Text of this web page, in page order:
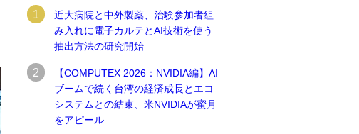
1
近大病院と中外製薬、治験参加者組
み入れに電子カルテとAI技術を使う
抽出方法の研究開始
2
【COMPUTEX 2026：NVIDIA編】AI
ブームで続く台湾の経済成長とエコ
システムとの結束、米NVIDIAが蜜月
をアピール